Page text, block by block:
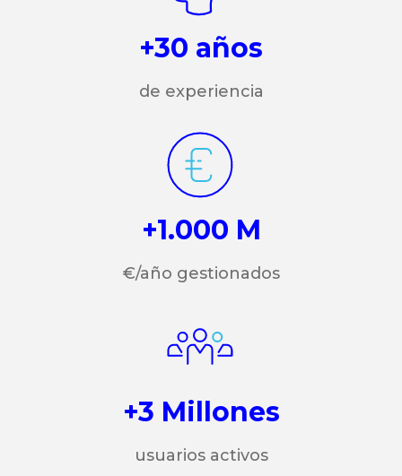
+30 años
de experiencia
+1.000 M
€/año gestionados
+3 Millones
usuarios activos